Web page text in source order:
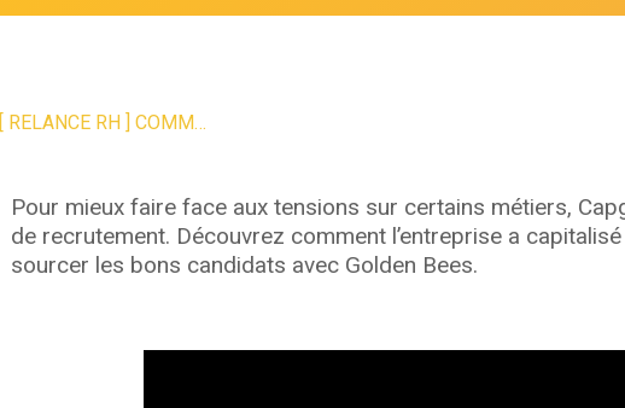
[ RELANCE RH ] COMMENT CAPTER ET ATTIRER LES TALENTS QUE VOUS SOUHAITEZ VRAIMENT ?
Pour mieux faire face aux tensions sur certains métiers,
de recrutement. Découvrez comment l’entreprise a
sourcer les bons candidats avec Golden Bees.